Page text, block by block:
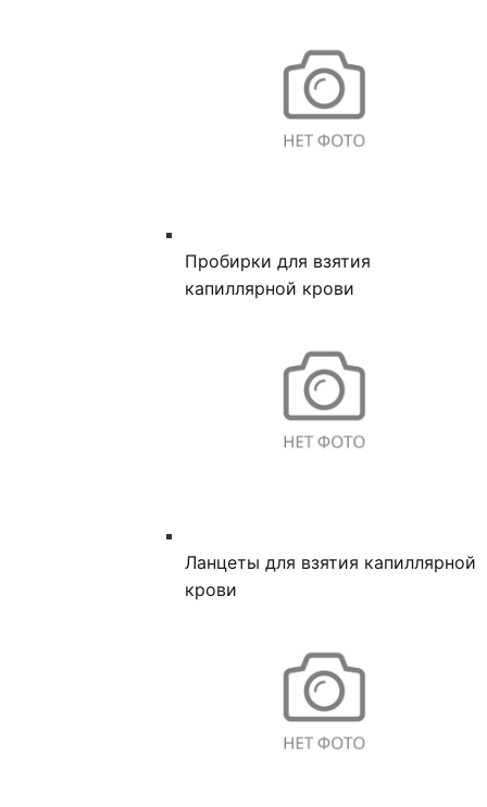
Пробирки для взятия
капиллярной крови
Ланцеты для взятия капиллярной
крови